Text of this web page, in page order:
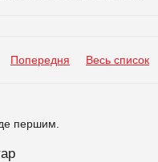
Попередня Весь список
першим.